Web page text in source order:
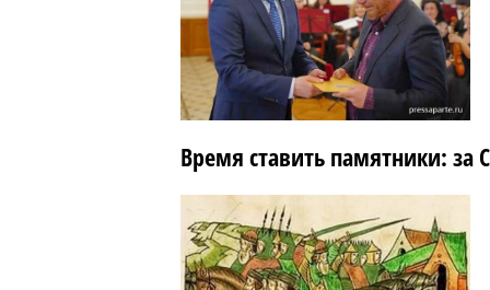
Время ставить памятники: за